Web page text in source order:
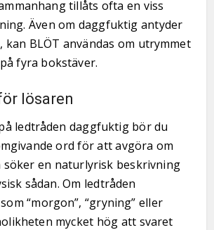
tillåts ofta en viss
Även om daggfuktig antyder
kan BLÖT användas om utrymmet
fyra bokstäver.
lösaren
ledtråden daggfuktig bör du
ord för att avgöra om
en naturlyrisk beskrivning
sådan. Om ledtråden
“morgon”, “gryning” eller
mycket hög att svaret